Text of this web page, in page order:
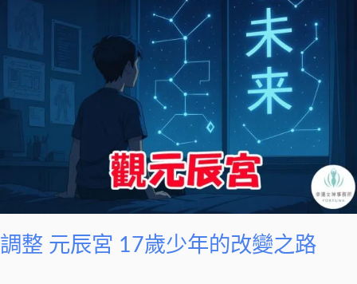
調整 元辰宮 17歲少年的改變之路
辰
之